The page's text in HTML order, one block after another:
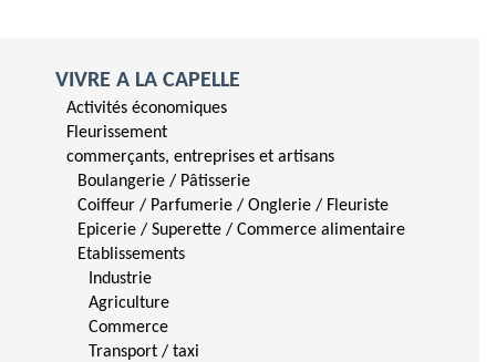
VIVRE A LA CAPELLE
Activités économiques
Fleurissement
commerçants, entreprises et artisans
Boulangerie / Pâtisserie
Coiffeur / Parfumerie / Onglerie / Fleuriste
Epicerie / Superette / Commerce alimentaire
Etablissements
Industrie
Agriculture
Commerce
Transport / taxi